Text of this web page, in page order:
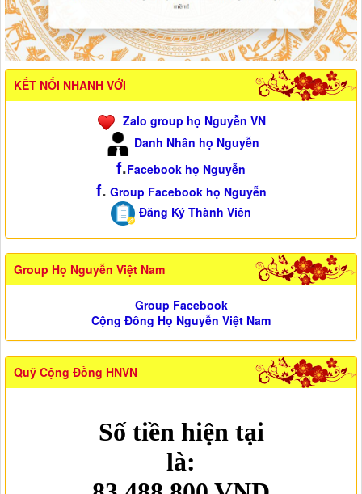
KẾT NỐI NHANH VỚI
Zalo group họ Nguyễn VN
Danh Nhân họ Nguyễn
f.Facebook họ Nguyễn
f. Group Facebook họ Nguyễn
Đăng Ký Thành Viên
Group Họ Nguyễn Việt Nam
Group Facebook
Cộng Đồng Họ Nguyễn Việt Nam
Quỹ Cộng Đồng HNVN